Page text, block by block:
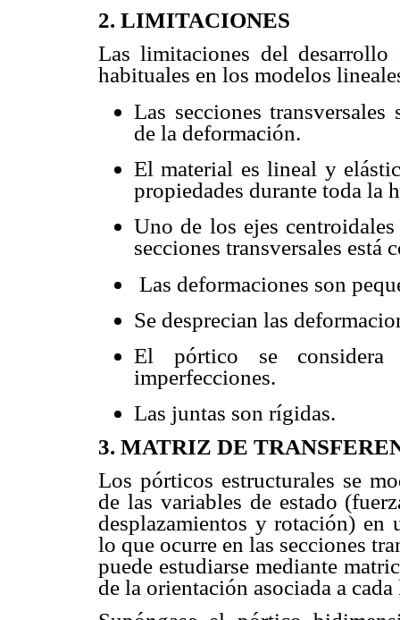
2. LIMITACIONES
Las limitaciones del desarrollo
habituales en los modelos
Las secciones
de la deformación.
El material es lineal y
propiedades durante toda la
Uno de los ejes
secciones transversales
Las deformaciones son
Se desprecian las
El pórtico se
imperfecciones.
Las juntas son rígidas.
3. MATRIZ DE
Los pórticos estructurales se
de las variables de estado
desplazamientos y rotación) en
lo que ocurre en las secciones
puede estudiarse mediante
de la orientación asociada a